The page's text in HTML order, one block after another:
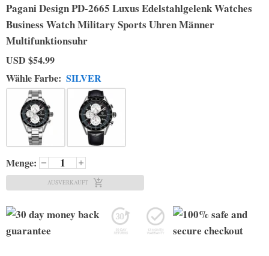
Pagani Design PD-2665 Luxus Edelstahlgelenk Watches
Business Watch Military Sports Uhren Männer
Multifunktionsuhr
USD $54.99
Wähle Farbe: SILVER
Menge:
AUSVERKAUFT